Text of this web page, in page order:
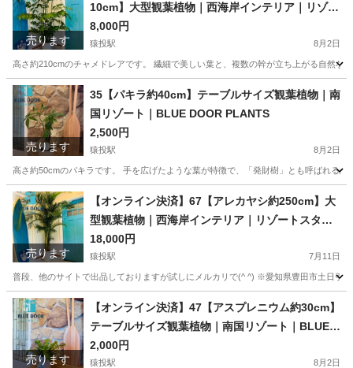
売ります
10cm】大型観葉植物｜西海岸インテリア｜リゾー
トスタイル｜BLUE DOOR PLANTS
8,000円
猿投駅 8月2日
高さ約210cmのチャメドレアです。 繊細で美しい葉と、複数の幹が立ち上がる自然
愛知 豊田市 猿投駅 家庭用品
売ります
35【パキラ約40cm】テーブルサイズ観葉植物｜南
国リゾート｜BLUE DOOR PLANTS
2,500円
猿投駅 8月2日
高さ約50cmのパキラです。 手を広げたような葉が特徴で、「発財樹」とも呼ばれる
愛知 豊田市 猿投駅 家庭用品 観葉植物
売ります
【オンライン決済】67【アレカヤシ約250cm】大
型観葉植物｜西海岸インテリア｜リゾートスタイ
ル｜
18,000円
猿投駅 7月11日
普段、他のサイトで出品しておりますが試しにメルカリで(^ ^) ※愛知県豊田市土日引
愛知 豊田市 猿投駅 家庭用品 アレカヤシ
売ります
【オンライン決済】47【アスプレニウム約30cm】
テーブルサイズ観葉植物｜南国リゾート｜BLUE D
OOR PLANTS
2,000円
猿投駅 8月2日